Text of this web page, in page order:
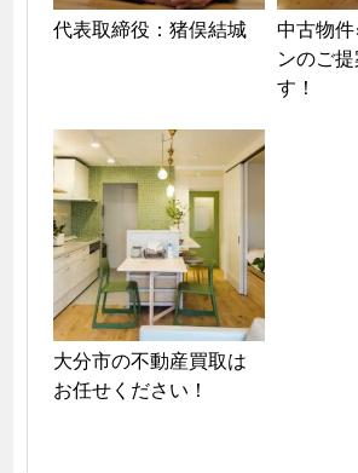
代表取締役：猪俣結城
中古物
ンのご
す！
大分市の不動産買取は
お任せください！